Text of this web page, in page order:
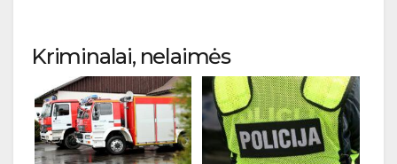
Kriminalai, nelaimės